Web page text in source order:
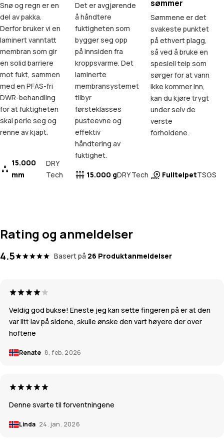
Snø og regn er en
del av pakka.
Derfor bruker vi en
laminert vanntatt
membran som gir
en solid barriere
mot fukt, sammen
med en PFAS-fri
DWR-behandling
for at fuktigheten
skal perle seg og
renne av kjapt.
15.000
mm
DRY
Tech
Det er avgjørende
å håndtere
fuktigheten som
bygger seg opp
på innsiden fra
kroppsvarme. Det
laminerte
membransystemet
tilbyr
førsteklasses
pusteevne og
effektiv
håndtering av
fuktighet.
15.000 gDRY Tech
sømmer
Sømmene er det
svakeste punktet
på ethvert plagg,
så ved å bruke en
spesiell teip som
sørger for at vann
ikke kommer inn,
kan du kjøre trygt
under selv de
verste
forholdene.
FullteipetTSGS
Rating og anmeldelser
4.5 Basert på 26 Produktanmeldelser
Veldig god bukse! Eneste jeg kan sette fingeren på er at den
var litt lav på sidene, skulle ønske den vart høyere der over
hoftene
Renate 8. feb. 2026
Denne svarte til forventningene
Linda 24. jan. 2026